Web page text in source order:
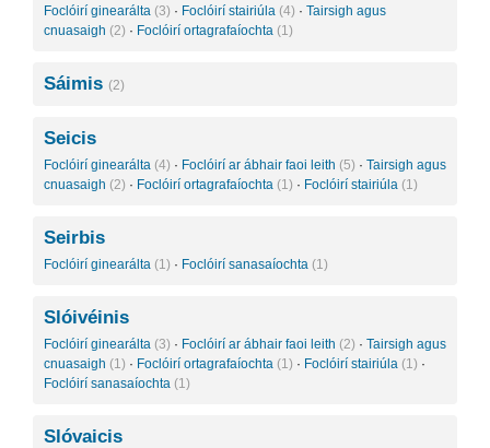
Foclóirí ginearálta (3) · Foclóirí stairiúla (4) · Tairsigh agus
cnuasaigh (2) · Foclóirí ortagrafaíochta (1)
Sáimis (2)
Seicis
Foclóirí ginearálta (4) · Foclóirí ar ábhair faoi leith (5) · Tairsigh agus
cnuasaigh (2) · Foclóirí ortagrafaíochta (1) · Foclóirí stairiúla (1)
Seirbis
Foclóirí ginearálta (1) · Foclóirí sanasaíochta (1)
Slóivéinis
Foclóirí ginearálta (3) · Foclóirí ar ábhair faoi leith (2) · Tairsigh agus
cnuasaigh (1) · Foclóirí ortagrafaíochta (1) · Foclóirí stairiúla (1) ·
Foclóirí sanasaíochta (1)
Slóvaicis